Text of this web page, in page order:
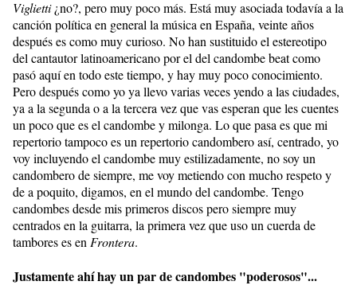
Viglietti¿no?, pero muy poco más. Está muy asociada todavía a la
canción política en general la música en España, veinte años
después es como muy curioso. No han sustituido el estereotipo
del cantautor latinoamericano por el del candombe beat como
pasó aquí en todo este tiempo, y hay muy poco conocimiento.
Pero después como yo ya llevo varias veces yendo a las ciudades,
ya a la segunda o a la tercera vez que vas esperan que les cuentes
un poco que es el candombe y milonga. Lo que pasa es que mi
repertorio tampoco es un repertorio candombero así, centrado, yo
voy incluyendo el candombe muy estilizadamente, no soy un
candombero de siempre, me voy metiendo con mucho respeto y
de a poquito, digamos, en el mundo del candombe. Tengo
candombes desde mis primeros discos pero siempre muy
centrados en la guitarra, la primera vez que uso un cuerda de
tambores es enFrontera.
Justamente ahí hay un par de candombes "poderosos"...